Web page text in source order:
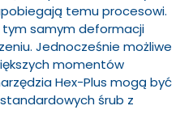
temu procesowi.
tym samym deformacji
Jednocześnie możliwe
momentów
Hex-Plus mogą być
śrub z